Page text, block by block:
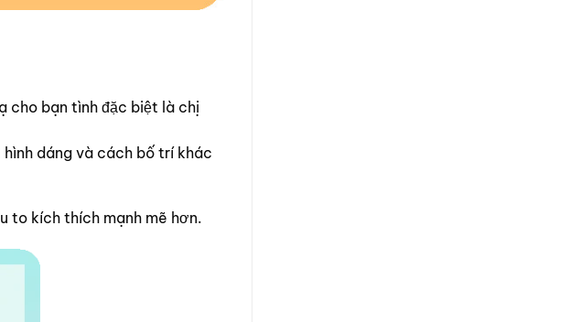
cho bạn tình đặc biệt là chị
dáng và cách bố trí khác
to kích thích mạnh mẽ hơn.